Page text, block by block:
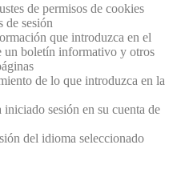
de permisos de cookies
de sesión
que introduzca en el
un boletín informativo y otros
de lo que introduzca en la
sesión en su cuenta de
del idioma seleccionado